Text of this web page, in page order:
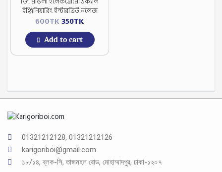
ইঞ্জিনিয়ারিং ইন্টারভিউ নলেজ
600TKOriginal
price
was:
600TK.
350TK
price
is:
350TK.
Add to cart
01321212128, 01321212126
karigoriboi@gmail.com
১৮/১৪, ব্লক-সি, তাজমহল রোড, মোহাম্মাদপুর, ঢাকা-১২০৭